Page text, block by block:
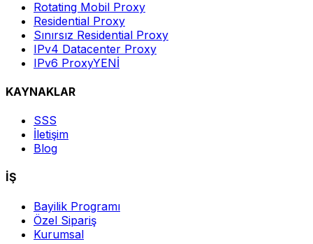
Rotating Mobil Proxy
Residential Proxy
Sınırsız Residential Proxy
IPv4 Datacenter Proxy
IPv6 ProxyYENİ
KAYNAKLAR
SSS
İletişim
Blog
İŞ
Bayilik Programı
Özel Sipariş
Kurumsal